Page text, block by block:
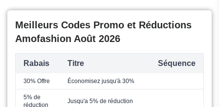
Meilleurs Codes Promo et Réductions
Amofashion Août 2026
Rabais Titre Séquence
30% Offre Économisez jusqu'à 30%
5% de
réduction
Jusqu'a 5% de réduction